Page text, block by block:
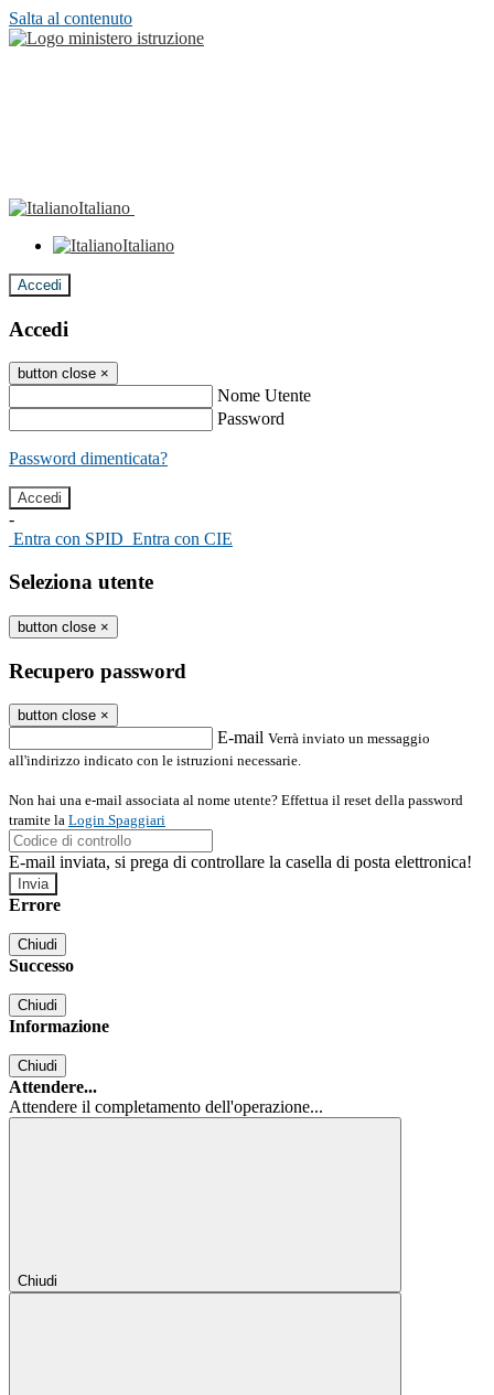
Salta al contenuto
Italiano
Italiano
Accedi
Accedi
button close ×
Nome Utente
Password
Password dimenticata?
-
Entra con SPID Entra con CIE
Seleziona utente
button close ×
Recupero password
button close ×
E-mail Verrà inviato un messaggio
all'indirizzo indicato con le istruzioni necessarie.
Non hai una e-mail associata al nome utente? Effettua il reset della password
tramite la Login Spaggiari
E-mail inviata, si prega di controllare la casella di posta elettronica!
Errore
Chiudi
Successo
Chiudi
Informazione
Chiudi
Attendere...
Attendere il completamento dell'operazione...
Chiudi